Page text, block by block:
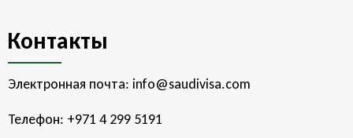
Контакты
Электронная почта: info@saudivisa.com
Телефон: +971 4 299 5191